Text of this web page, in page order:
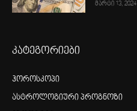
მარტი 13, 2024
კატეგორიები
ჰოროსკოპი
ასტროლოგიური პროგნოზი